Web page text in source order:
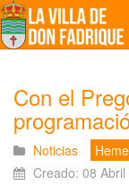
Con el
Noticias
Creado: 08 Abril